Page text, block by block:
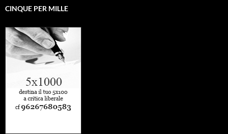
CINQUE PER MILLE